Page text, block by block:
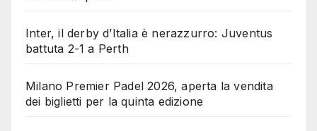
Inter, il derby d’Italia è nerazzurro: Juventus
battuta 2-1 a Perth
Milano Premier Padel 2026, aperta la vendita
dei biglietti per la quinta edizione